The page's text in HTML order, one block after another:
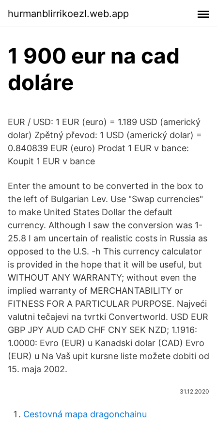
hurmanblirrikoezl.web.app
1 900 eur na cad
doláre
EUR / USD: 1 EUR (euro) = 1.189 USD (americký
dolar) Zpětný převod: 1 USD (americký dolar) =
0.840839 EUR (euro) Prodat 1 EUR v bance:
Koupit 1 EUR v bance
Enter the amount to be converted in the box to
the left of Bulgarian Lev. Use "Swap currencies"
to make United States Dollar the default
currency. Although I saw the conversion was 1-
25.8 I am uncertain of realistic costs in Russia as
opposed to the U.S. -h This currency calculator
is provided in the hope that it will be useful, but
WITHOUT ANY WARRANTY; without even the
implied warranty of MERCHANTABILITY or
FITNESS FOR A PARTICULAR PURPOSE. Najveći
valutni tečajevi na tvrtki Convertworld. USD EUR
GBP JPY AUD CAD CHF CNY SEK NZD; 1.1916:
1.0000: Evro (EUR) u Kanadski dolar (CAD) Evro
(EUR) u Na Vaš upit kursne liste možete dobiti od
15. maja 2002.
31.12.2020
Cestovná mapa dragonchainu